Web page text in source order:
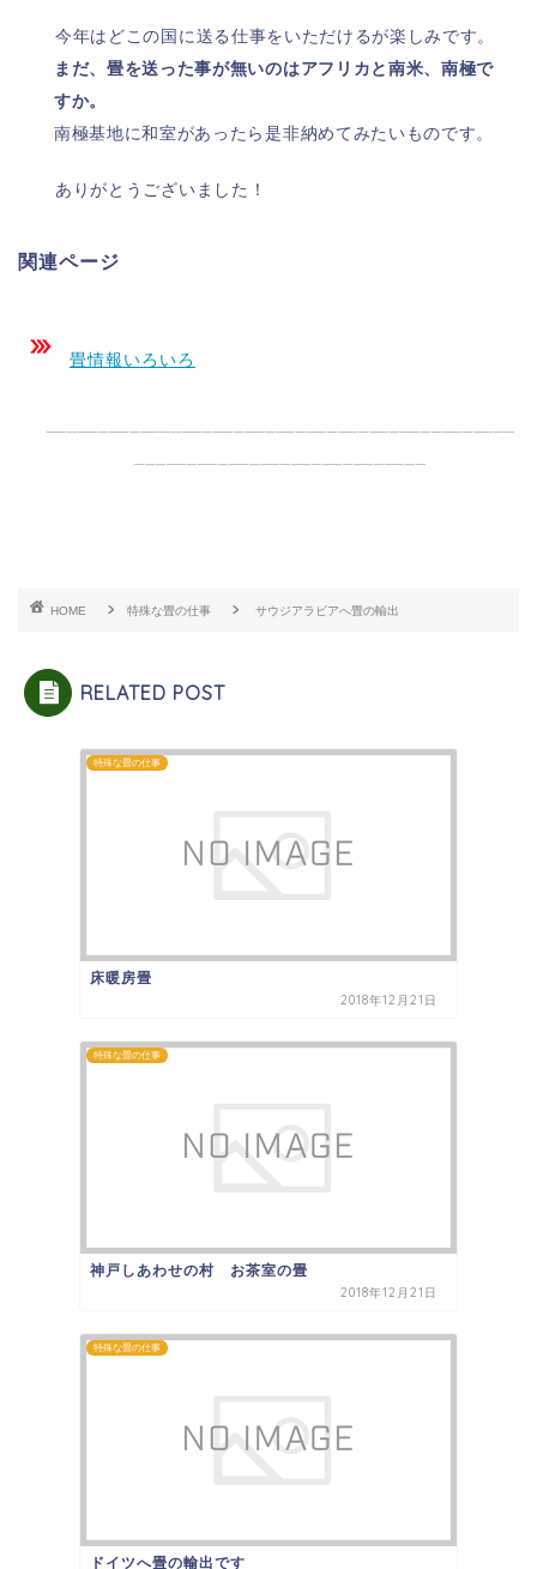
今年はどこの国に送る仕事をいただけるが楽しみです。
まだ、畳を送った事が無いのはアフリカと南米、南極で
すか。
南極基地に和室があったら是非納めてみたいものです。
ありがとうございました！
関連ページ
畳情報いろいろ
HOME 特殊な畳の仕事 サウジアラビアへ畳の輸出
RELATED POST
特殊な畳の仕事
床暖房畳
2018年12月21日
特殊な畳の仕事
神戸しあわせの村 お茶室の畳
2018年12月21日
特殊な畳の仕事
ドイツへ畳の輸出です